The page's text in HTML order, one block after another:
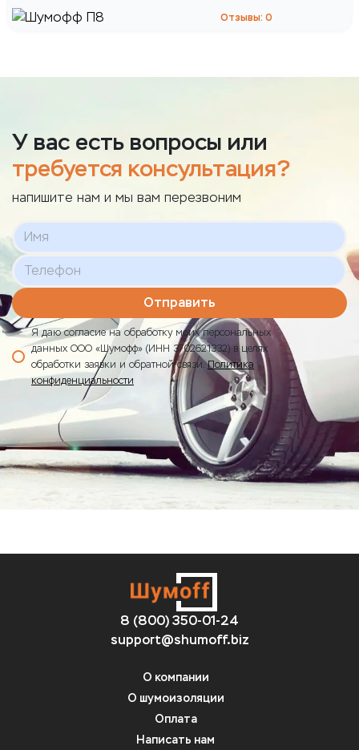
Отзывы: 0
У вас есть вопросы или
требуется консультация?
напишите нам и мы вам перезвоним
Отправить
Я даю согласие на обработку моих персональных
данных ООО «Шумофф» (ИНН 3702621332) в целях
обработки заявки и обратной связи.Политика
конфиденциальности
8 (800) 350-01-24
support@shumoff.biz
О компании
О шумоизоляции
Оплата
Написать нам